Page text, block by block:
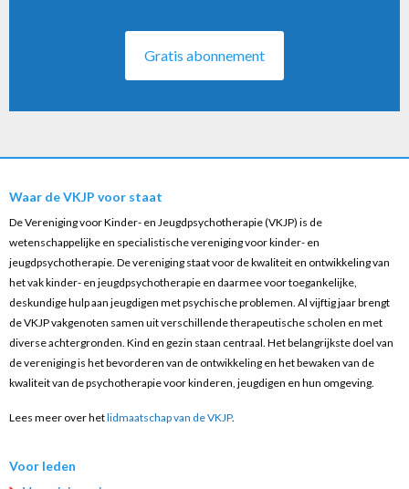
Gratis abonnement
Waar de VKJP voor staat
De Vereniging voor Kinder- en Jeugdpsychotherapie (VKJP) is de
wetenschappelijke en specialistische vereniging voor kinder- en
jeugdpsychotherapie. De vereniging staat voor de kwaliteit en ontwikkeling van
het vak kinder- en jeugdpsychotherapie en daarmee voor toegankelijke,
deskundige hulp aan jeugdigen met psychische problemen. Al vijftig jaar brengt
de VKJP vakgenoten samen uit verschillende therapeutische scholen en met
diverse achtergronden. Kind en gezin staan centraal. Het belangrijkste doel van
de vereniging is het bevorderen van de ontwikkeling en het bewaken van de
kwaliteit van de psychotherapie voor kinderen, jeugdigen en hun omgeving.
Lees meer over hetlidmaatschap van de VKJP.
Voor leden